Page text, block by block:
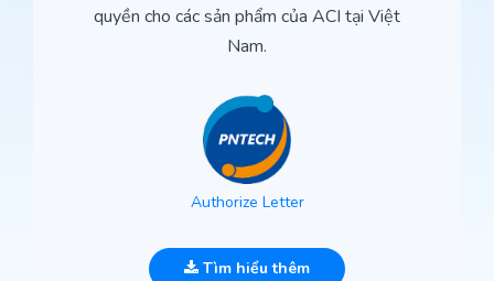
quyền cho các sản phẩm của ACI tại Việt
Nam.
Authorize Letter
Tìm hiểu thêm